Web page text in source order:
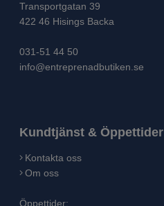
Transportgatan 39
422 46 Hisings Backa
031-51 44 50
info@entreprenadbutiken.se
Kundtjänst & Öppettider
Kontakta oss
Om oss
Öppettider: